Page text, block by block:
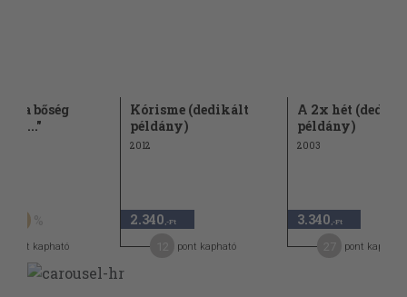
a bőség
pont kapható
Kórisme (dedikált
példány)
2012
2.340 ,-Ft
pont kapható
A 2x hét
példány)
2003
3.340 ,-Ft
pont kapható